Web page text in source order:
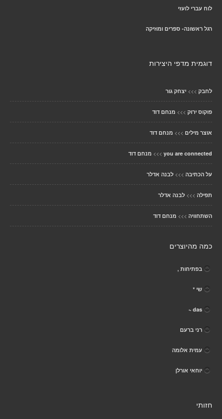
לוח עברי לועזי
רגל ראשונה- ספרים ומוזיקה
דוגמית מדפי היצירות
לחבק >>> יצחק גור
פוקוס ירוק >>> מנחם דוד
אוצר מילים >>> מנחם דוד
you are connected
>>> מנחם דוד
על הכתיבה >>> לבנה אדלר
תפילה >>> לבנה אדלר
השתחוויה >>> מנחם דוד
כמה מהיוצרים
בפתיחות ,
שי *
das ~
רני ברעם
עמית אלומה
יוחאי אורלן
חזותי